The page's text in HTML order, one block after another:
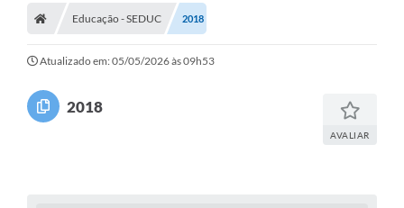
Educação - SEDUC 2018
Atualizado em: 05/05/2026 às 09h53
2018
AVALIAR